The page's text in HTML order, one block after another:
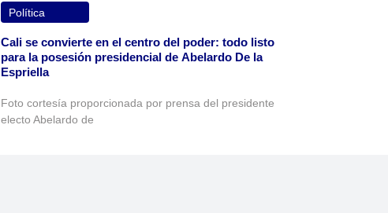
Política
Cali se convierte en el centro del poder: todo listo
para la posesión presidencial de Abelardo De la
Espriella
Foto cortesía proporcionada por prensa del presidente
electo Abelardo de